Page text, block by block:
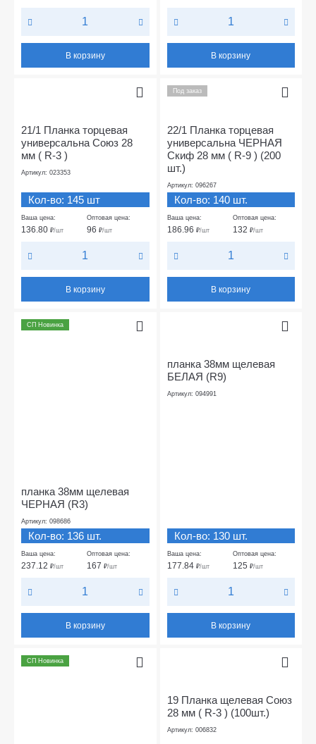
В корзину В корзину
21/1 Планка торцевая
универсальна Союз 28
мм ( R-3 )
Артикул: 023353
Кол-во: 145 шт
Ваша цена:
136.80 ₽/шт
Оптовая цена:
96₽/шт
В корзину
Под заказ
22/1 Планка торцевая
универсальна ЧЕРНАЯ
Скиф 28 мм ( R-9 ) (200
шт.)
Артикул: 096267
Кол-во: 140 шт.
Ваша цена:
186.96 ₽/шт
Оптовая цена:
132 ₽/шт
В корзину
СП Новинка
планка 38мм щелевая
ЧЕРНАЯ (R3)
Артикул: 098686
Кол-во: 136 шт.
Ваша цена:
237.12 ₽/шт
Оптовая цена:
167₽/шт
В корзину
планка 38мм щелевая
БЕЛАЯ (R9)
Артикул: 094991
Кол-во: 130 шт.
Ваша цена:
177.84 ₽/шт
Оптовая цена:
125 ₽/шт
В корзину
СП Новинка
19 Планка щелевая Союз
28 мм ( R-3 ) (100шт.)
Артикул: 006832